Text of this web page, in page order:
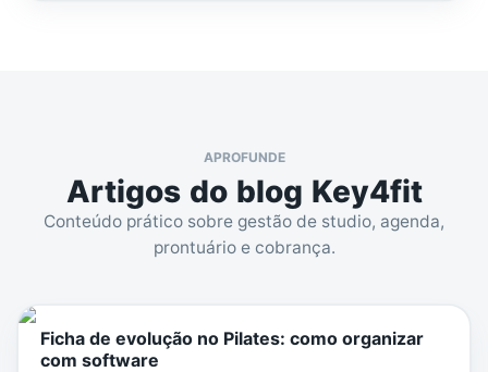
APROFUNDE
Artigos do blog Key4fit
Conteúdo prático sobre gestão de studio, agenda,
prontuário e cobrança.
Ficha de evolução no Pilates: como organizar
com software